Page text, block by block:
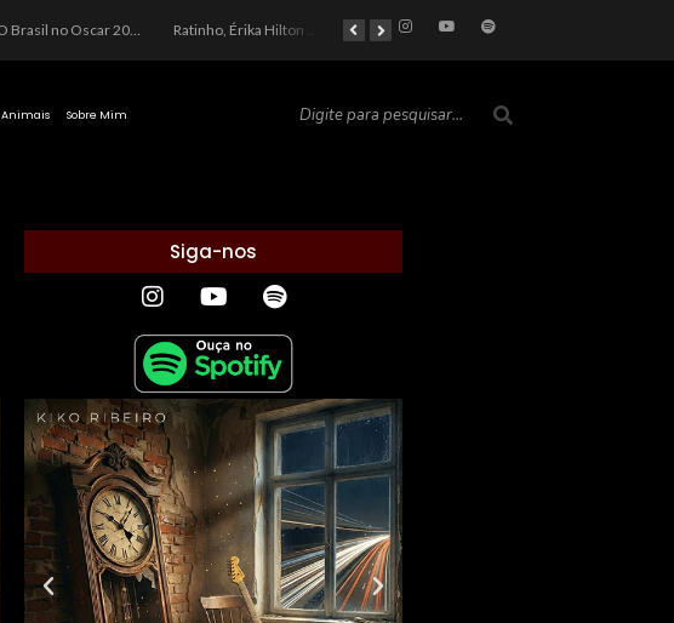
O Brasil no Oscar 2026: Entre a Cota do Politicamente Correto e a Realidade das Telas Ratinho, Érika Hilton e a Farsa Política: Quem Ganha com o Barulho no País de Bobson? As controvérsias que marcam o cenário político e econômico nacional
Animais Sobre Mim
Siga-nos